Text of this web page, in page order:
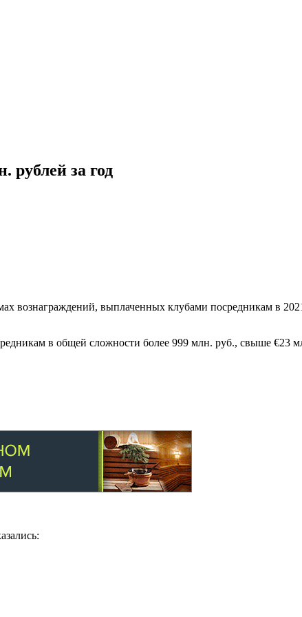
рублей за год
вознаграждений, выплаченных клубами посредникам в
в общей сложности более 999 млн. руб., свыше €23